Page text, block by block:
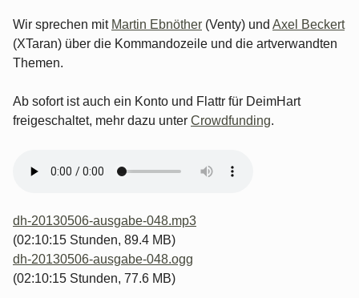
Wir sprechen mit Martin Ebnöther (Venty) und Axel Beckert
(XTaran) über die Kommandozeile und die artverwandten
Themen.
Ab sofort ist auch ein Konto und Flattr für DeimHart
freigeschaltet, mehr dazu unter Crowdfunding.
dh-20130506-ausgabe-048.mp3
(02:10:15 Stunden, 89.4 MB)
dh-20130506-ausgabe-048.ogg
(02:10:15 Stunden, 77.6 MB)